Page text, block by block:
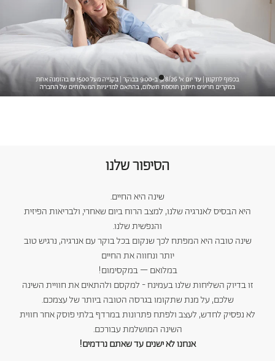
כריות מלונות היוקרה כריות היברידיות
עמינח X השטיח האדום
הסיפור שלנו
שינה היא החיים.
היא הבסיס לאנרגיה שלנו, למצב הרוח ביום שאחרי, ולבריאות הפיזית
והנפשית שלנו.
שינה טובה היא המפתח לכך שנקום בכל בוקר עם אנרגיה, נרגיש טוב
יותר ונחווה את החיים
במלואם – במקסימום!
זו בדיוק השליחות שלנו בעמינח - למקסם ולהתאים את חוויית השינה
שלכם, על מנת שתקומו בגרסה הטובה ביותר של עצמכם.
לא נפסיק לחדש, לעצב ולפתח פתרונות במרדף בלתי פוסק אחר חווית
השינה המושלמת עבורכם.
אנחנו לא ישנים עד שאתם נרדמים!